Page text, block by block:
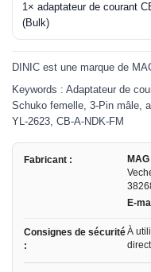
1× adaptateur de courant
(Bulk)
DINIC est une marque de
Keywords : Adaptateur de
Schuko femelle, 3-Pin mâle,
YL-2623, CB-A-NDK-FM
Fabricant :
E-
Consignes de sécurité
:
À